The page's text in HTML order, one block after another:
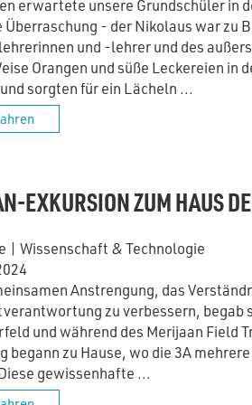
erwartete unsere Grundschüler in
- der Nikolaus war zu
und -lehrer und des
Orangen und süße Leckereien in
sorgten für ein Lächeln ...
EXKURSION ZUM HAUS
|Wissenschaft & Technologie
Anstrengung, das
zu verbessern, begab
und während des Merijaan Field
begann zu Hause, wo die 3A
gewissenhafte ...